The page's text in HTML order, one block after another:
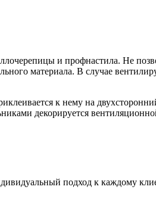
и профнастила. Не
материала. В случае
к нему на
декорируется
подход к каждому